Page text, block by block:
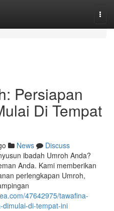
Persiapan
Di Tempat
News
Discuss
ibadah Umroh Anda?
Anda. Kami memberikan
perlengkapan Umroh,
47642975/tawafina-
di-tempat-ini